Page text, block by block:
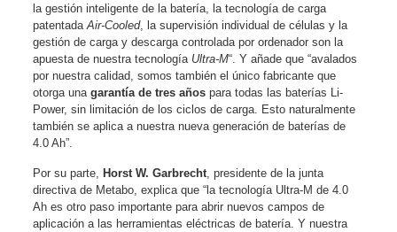
la gestión inteligente de la batería, la tecnología de carga
patentadaAir-Cooled, la supervisión individual de células y la
gestión de carga y descarga controlada por ordenador son la
apuesta de nuestra tecnología Ultra-M“. Y añade que “avalados
por nuestra calidad, somos también el único fabricante que
otorga unagarantía de tres años para todas las baterías Li-
Power, sin limitación de los ciclos de carga. Esto naturalmente
también se aplica a nuestra nueva generación de baterías de
4.0 Ah”.
Por su parte, Horst W. Garbrecht , presidente de la junta
directiva de Metabo, explica que “la tecnología Ultra-M de 4.0
Ah es otro paso importante para abrir nuevos campos de
aplicación a las herramientas eléctricas de batería. Y nuestra